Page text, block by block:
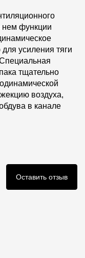
функции
усиления тяги
тщательно
воздуха,
в канале
Оставить отзыв